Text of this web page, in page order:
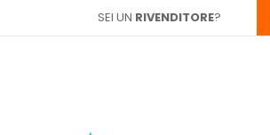
SEI UN RIVENDITORE?